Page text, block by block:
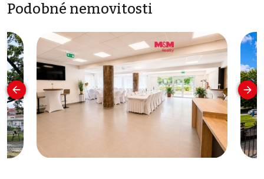
Podobné nemovitosti